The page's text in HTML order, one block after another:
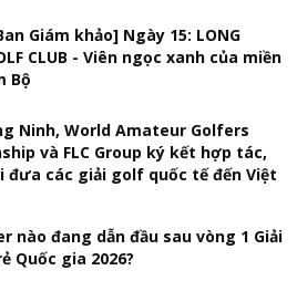
Giám khảo] Ngày 15: LONG
CLUB - Viên ngọc xanh của miền
Bộ
Ninh, World Amateur Golfers
và FLC Group ký kết hợp tác,
các giải golf quốc tế đến Việt
nào đang dẫn đầu sau vòng 1 Giải
Quốc gia 2026?